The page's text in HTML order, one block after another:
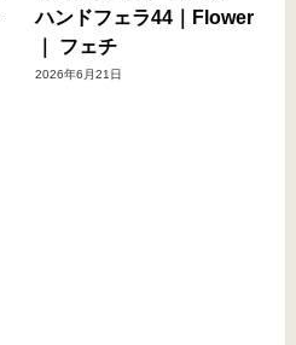
ハンドフェラ44｜Flower
｜ フェチ
2026年6月21日